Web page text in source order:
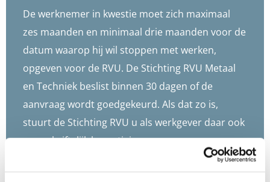
De werknemer in kwestie moet zich maximaal
zes maanden en minimaal drie maanden voor de
datum waarop hij wil stoppen met werken,
opgeven voor de RVU. De Stichting RVU Metaal
en Techniek beslist binnen 30 dagen of de
aanvraag wordt goedgekeurd. Als dat zo is,
stuurt de Stichting RVU u als werkgever daar ook
een schriftelijk bevestiging van.
Aanvragen om deel te nemen aan de RVU
moeten uiterlijk 1 oktober 2026 door de Stichting